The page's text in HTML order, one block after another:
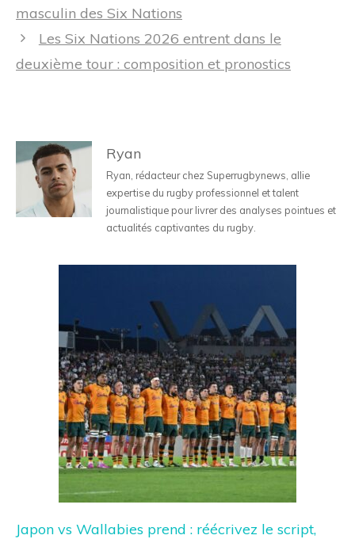
masculin des Six Nations
Les Six Nations 2026 entrent dans le
deuxième tour : composition et pronostics
Ryan
Ryan, rédacteur chez Superrugbynews, allie
expertise du rugby professionnel et talent
journalistique pour livrer des analyses pointues et
actualités captivantes du rugby.
Japon vs Wallabies prend : réécrivez le script,